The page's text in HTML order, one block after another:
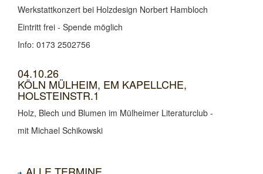
Werkstattkonzert bei Holzdesign Norbert Hambloch
Eintritt frei - Spende möglich
Info: 0173 2502756
04.10.26
KÖLN MÜLHEIM, EM KAPELLCHE,
HOLSTEINSTR.1
Holz, Blech und Blumen im Mülheimer Literaturclub -
mit Michael Schikowski
ALLE TERMINE